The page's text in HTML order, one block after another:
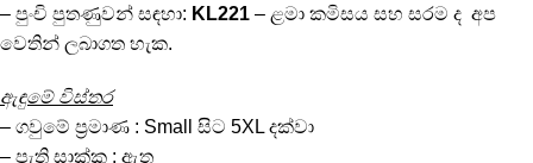
– පුංචි පුතණුවන් සඳහා: KL221 – ළමා කමිසය සහ සරම ද අප
වෙතින් ලබාගත හැක.
ඇඳුමේ විස්තර
– ගවුමේ ප්‍රමාණ : Small සිට 5XL දක්වා
– පැති සාක්කු : ඇත